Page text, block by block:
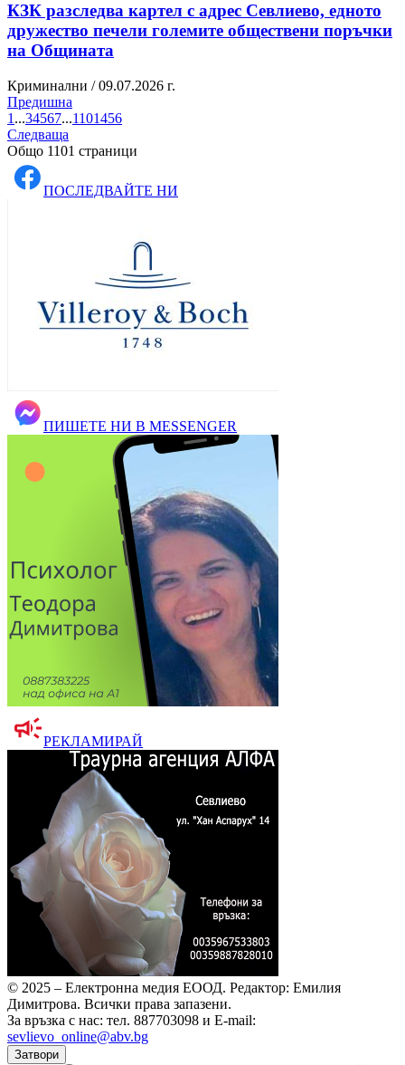
КЗК разследва картел с адрес Севлиево, едното
дружество печели големите обществени поръчки
на Общината
Криминални / 09.07.2026 г.
Предишна
1 ...34567...1101456
Следваща
Общо 1101 страници
ПОСЛЕДВАЙТЕ НИ
ПИШЕТЕ НИ В MESSENGER
РЕКЛАМИРАЙ
© 2025 – Електронна медия ЕООД. Редактор: Емилия
Димитрова. Всички права запазени.
За връзка с нас: тел. 887703098 и E-mail:
sevlievo_online@abv.bg
Затвори